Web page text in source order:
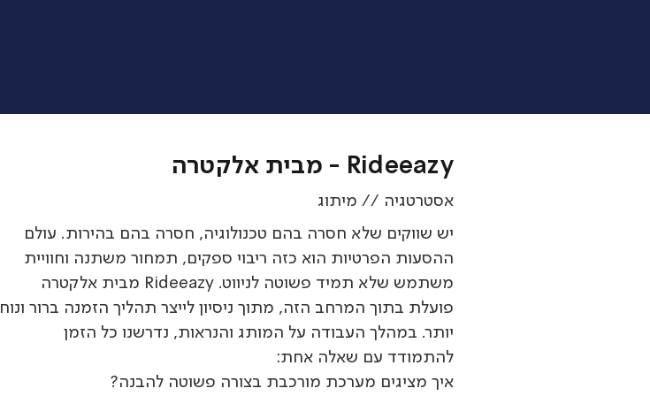
Rideeazy - מבית אלקטרה
אסטרטגיה // מיתוג
יש שווקים שלא חסרה בהם טכנולוגיה, חסרה בהם בהירות. עולם
ההסעות הפרטיות הוא כזה ריבוי ספקים, תמחור משתנה וחוויית
משתמש שלא תמיד פשוטה לניווט. Rideeazy מבית אלקטרה
פועלת בתוך המרחב הזה, מתוך ניסיון לייצר תהליך הזמנה ברור ונוח
יותר. במהלך העבודה על המותג והנראות, נדרשנו כל הזמן
להתמודד עם שאלה אחת:
איך מציגים מערכת מורכבת בצורה פשוטה להבנה?